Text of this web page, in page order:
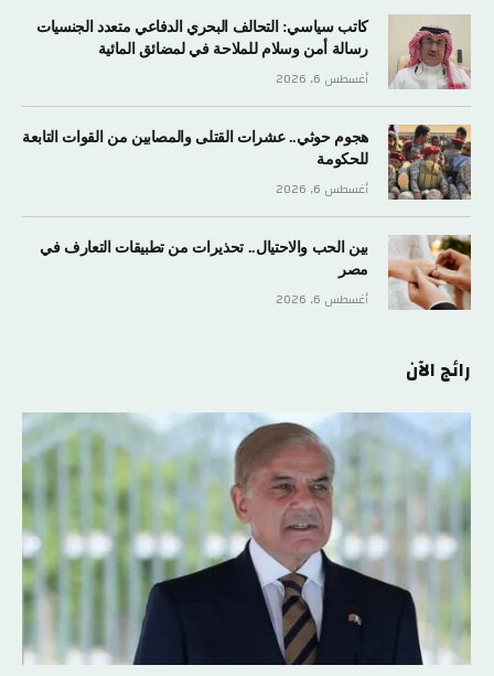
كاتب سياسي: التحالف البحري الدفاعي متعدد الجنسيات
رسالة أمن وسلام للملاحة في لمضائق المائية
أغسطس 6, 2026
هجوم حوثي.. عشرات القتلى والمصابين من القوات التابعة
للحكومة
أغسطس 6, 2026
بين الحب والاحتيال.. تحذيرات من تطبيقات التعارف في
مصر
أغسطس 6, 2026
رائج الآن